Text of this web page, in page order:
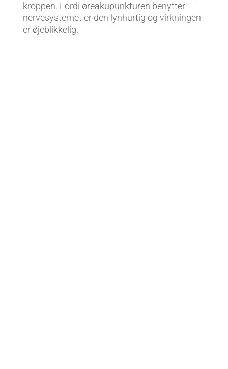
kroppen. Fordi øreakupunkturen benytter
nervesystemet er den lynhurtig og virkningen
er øjeblikkelig.